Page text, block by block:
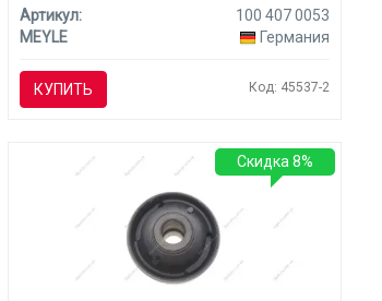
Артикул:
100 407 0053
MEYLE
Германия
КУПИТЬ Код: 45537-2
Скидка 8%